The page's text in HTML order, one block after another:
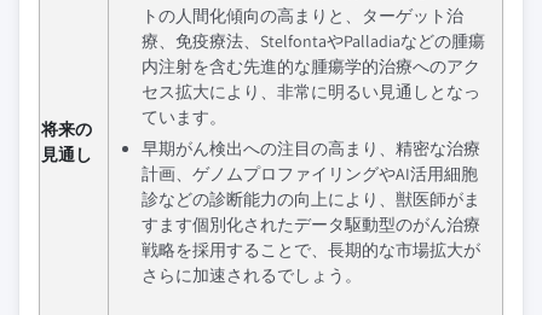
将来の
見通し
トの人間化傾向の高まりと、ターゲット治
療、免疫療法、StelfontaやPalladiaなどの腫瘍
内注射を含む先進的な腫瘍学的治療へのアク
セス拡大により、非常に明るい見通しとなっ
ています。
早期がん検出への注目の高まり、精密な治療
計画、ゲノムプロファイリングやAI活用細胞
診などの診断能力の向上により、獣医師がま
すます個別化されたデータ駆動型のがん治療
戦略を採用することで、長期的な市場拡大が
さらに加速されるでしょう。